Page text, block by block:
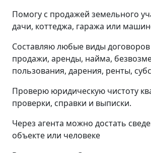
Помогу с продажей земельного
дачи, коттеджа, гаража или
Составляю любые виды договоров
продажи, аренды, найма,
пользования, дарения, ренты,
Проверю юридическую чистоту
проверки, справки и выписки.
Через агента можно достать
объекте или человеке